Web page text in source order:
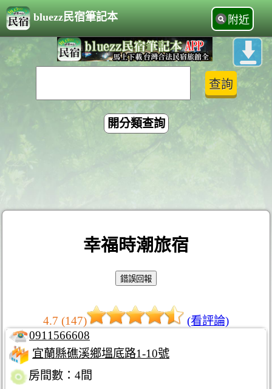
bluezz民宿筆記本 附近
開分類查詢
幸福時潮旅宿
4.7 (147)
(看評論)
0911566608
宜蘭縣礁溪鄉塭底路1-10號
房間數：4間